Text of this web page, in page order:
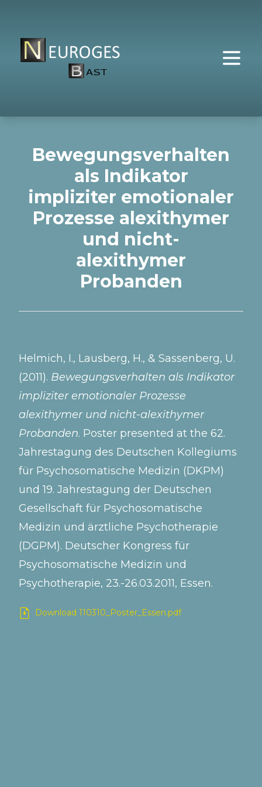
Bewegungsverhalten
als Indikator
impliziter emotionaler
Prozesse alexithymer
und nicht-
alexithymer
Probanden
Helmich, I., Lausberg, H., & Sassenberg, U.
(2011). Bewegungsverhalten als Indikator
impliziter emotionaler Prozesse
alexithymer und nicht-alexithymer
Probanden. Poster presented at the 62.
Jahrestagung des Deutschen Kollegiums
für Psychosomatische Medizin (DKPM)
und 19. Jahrestagung der Deutschen
Gesellschaft für Psychosomatische
Medizin und ärztliche Psychotherapie
(DGPM). Deutscher Kongress für
Psychosomatische Medizin und
Psychotherapie, 23.-26.03.2011, Essen.
Download 110310_Poster_Essen.pdf